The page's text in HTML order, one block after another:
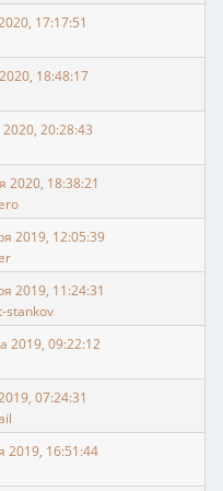
17:17:51
18:48:17
20:28:43
2020, 18:38:21
2019, 12:05:39
2019, 11:24:31
stankov
2019, 09:22:12
07:24:31
2019, 16:51:44